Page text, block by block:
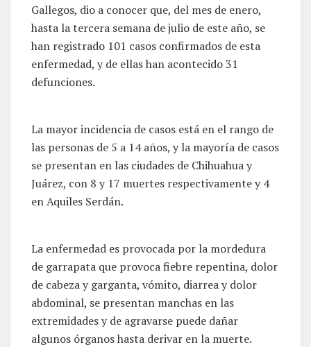
Gallegos, dio a conocer que, del mes de enero,
hasta la tercera semana de julio de este año, se
han registrado 101 casos confirmados de esta
enfermedad, y de ellas han acontecido 31
defunciones.
La mayor incidencia de casos está en el rango de
las personas de 5 a 14 años, y la mayoría de casos
se presentan en las ciudades de Chihuahua y
Juárez, con 8 y 17 muertes respectivamente y 4
en Aquiles Serdán.
La enfermedad es provocada por la mordedura
de garrapata que provoca fiebre repentina, dolor
de cabeza y garganta, vómito, diarrea y dolor
abdominal, se presentan manchas en las
extremidades y de agravarse puede dañar
algunos órganos hasta derivar en la muerte.